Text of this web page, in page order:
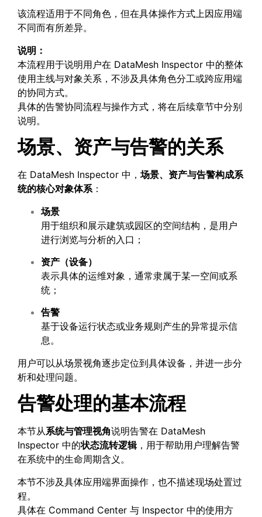
该流程适用于不同角色，但在具体操作方式上因应用端
不同而有所差异。
说明：
本流程用于说明用户在 DataMesh Inspector 中的整体
使用主线与对象关系，不涉及具体角色分工或跨应用端
的协同方式。
具体的告警协同流程与操作方式，将在后续章节中分别
说明。
场景、资产与告警的关系
在 DataMesh Inspector 中， 场景、资产与告警构成系
统的核心对象体系：
场景
用于组织和展示建筑或园区的空间结构，是用户
进行浏览与分析的入口；
资产（设备）
表示具体的运维对象，通常隶属于某一空间或系
统；
告警
基于设备运行状态或业务规则产生的异常提示信
息。
用户可以从场景视角逐步定位到具体设备，并进一步分
析和处理问题。
告警处理的基本流程
本节从系统与管理视角说明告警在 DataMesh
Inspector 中的状态流转逻辑，用于帮助用户理解告警
在系统中的生命周期含义。
本节不涉及具体应用端界面操作，也不描述现场处置过
程。
具体在 Command Center 与 Inspector 中的使用方